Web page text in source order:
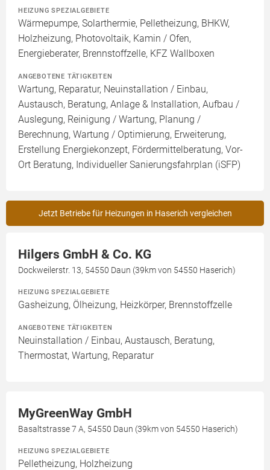
HEIZUNG SPEZIALGEBIETE
Wärmepumpe, Solarthermie, Pelletheizung, BHKW,
Holzheizung, Photovoltaik, Kamin / Ofen,
Energieberater, Brennstoffzelle, KFZ Wallboxen
ANGEBOTENE TÄTIGKEITEN
Wartung, Reparatur, Neuinstallation / Einbau,
Austausch, Beratung, Anlage & Installation, Aufbau /
Auslegung, Reinigung / Wartung, Planung /
Berechnung, Wartung / Optimierung, Erweiterung,
Erstellung Energiekonzept, Fördermittelberatung, Vor-
Ort Beratung, Individueller Sanierungsfahrplan (iSFP)
Jetzt Betriebe für Heizungen in Haserich vergleichen
Hilgers GmbH & Co. KG
Dockweilerstr. 13, 54550 Daun (39km von 54550 Haserich)
HEIZUNG SPEZIALGEBIETE
Gasheizung, Ölheizung, Heizkörper, Brennstoffzelle
ANGEBOTENE TÄTIGKEITEN
Neuinstallation / Einbau, Austausch, Beratung,
Thermostat, Wartung, Reparatur
MyGreenWay GmbH
Basaltstrasse 7 A, 54550 Daun (39km von 54550 Haserich)
HEIZUNG SPEZIALGEBIETE
Pelletheizung, Holzheizung